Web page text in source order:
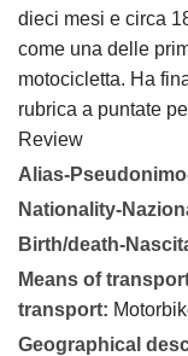
dieci mesi e circa
come una delle
motocicletta. Ha
rubrica a puntate
Review
Alias-
Nationality-
Birth/death-
Means of
transport:
Geographical